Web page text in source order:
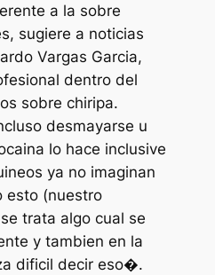
a la sobre
sugiere a noticias
Vargas Garcia,
dentro del
sobre chiripa.
desmayarse u
lo hace inclusive
ya no imaginan
esto (nuestro
trata algo cual se
y tambien en la
dificil decir eso�.